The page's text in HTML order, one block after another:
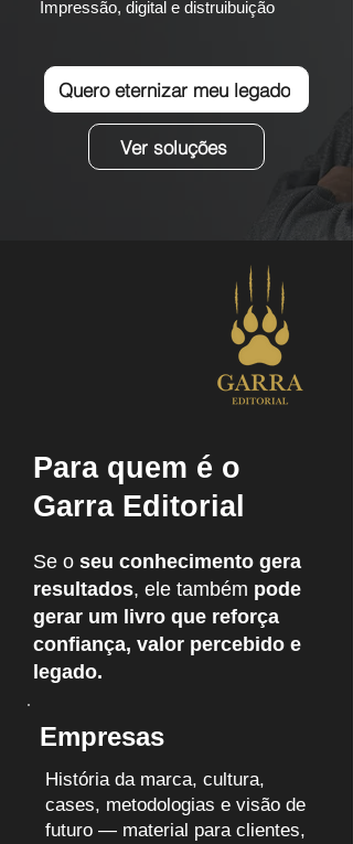
Impressão, digital e distruibuição
Quero eternizar meu legado
Ver soluções
Para quem é o
Garra Editorial
Se o seu conhecimento gera
resultados, ele também pode
gerar um livro que reforça
confiança, valor percebido e
legado.
Empresas
História da marca, cultura,
cases, metodologias e visão de
futuro — material para clientes,